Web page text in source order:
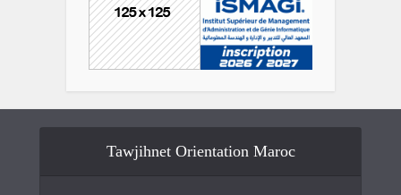
Tawjihnet Orientation Maroc